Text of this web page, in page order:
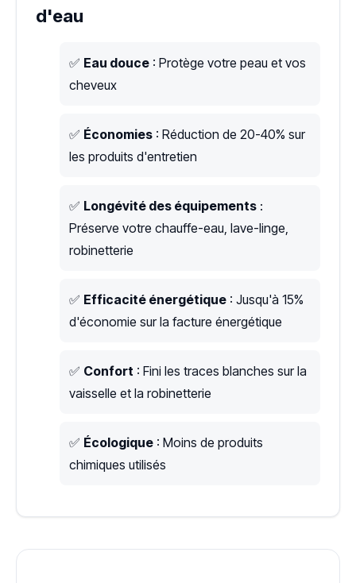
d'eau
✅ Eau douce : Protège votre peau et vos
cheveux
✅ Économies : Réduction de 20-40% sur
les produits d'entretien
✅ Longévité des équipements :
Préserve votre chauffe-eau, lave-linge,
robinetterie
✅ Efficacité énergétique : Jusqu'à 15%
d'économie sur la facture énergétique
✅ Confort : Fini les traces blanches sur la
vaisselle et la robinetterie
✅ Écologique : Moins de produits
chimiques utilisés